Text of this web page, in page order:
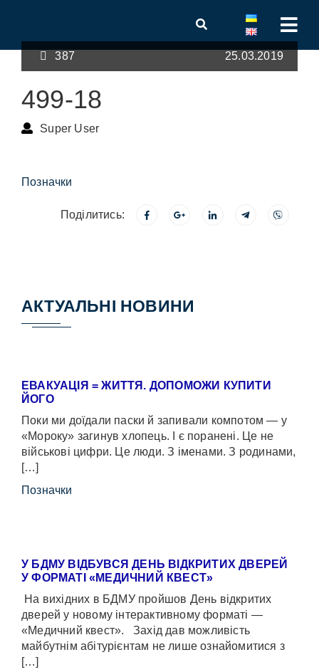
387 25.03.2019
499-18
Super User
Позначки
Поділитись:
АКТУАЛЬНІ НОВИНИ
ЕВАКУАЦІЯ = ЖИТТЯ. ДОПОМОЖИ КУПИТИ
ЙОГО
Поки ми доїдали паски й запивали компотом — у
«Мороку» загинув хлопець. І є поранені. Це не
військові цифри. Це люди. З іменами. З родинами,
[…]
Позначки
У БДМУ ВІДБУВСЯ ДЕНЬ ВІДКРИТИХ ДВЕРЕЙ
У ФОРМАТІ «МЕДИЧНИЙ КВЕСТ»
На вихідних в БДМУ пройшов День відкритих
дверей у новому інтерактивному форматі —
«Медичний квест». Захід дав можливість
майбутнім абітурієнтам не лише ознайомитися з
[…]